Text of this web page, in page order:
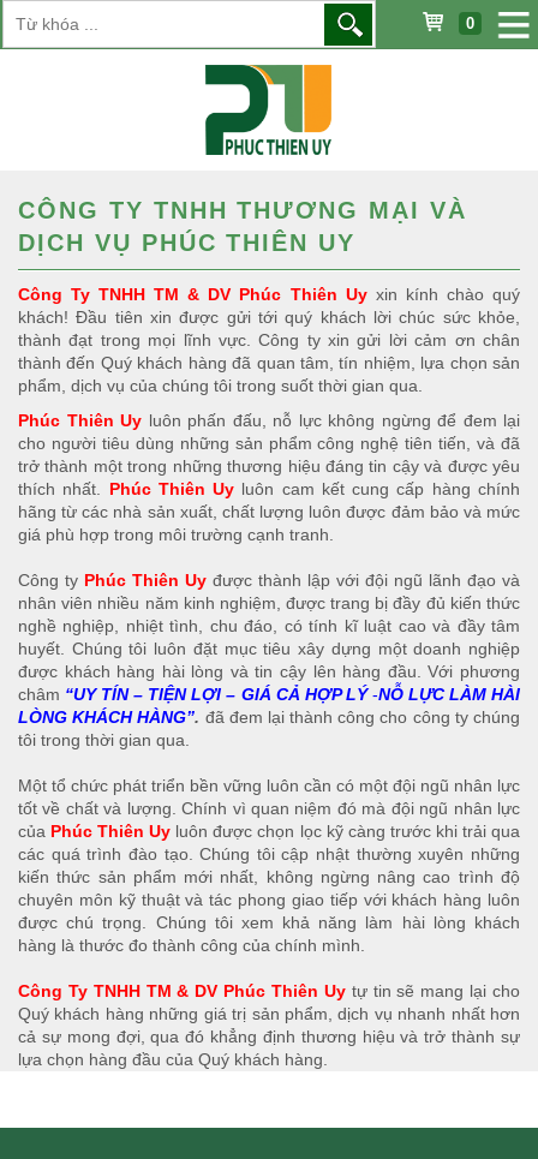
0
CÔNG TY TNHH THƯƠNG MẠI VÀ
DỊCH VỤ PHÚC THIÊN UY
Công Ty TNHH TM & DV Phúc Thiên Uyxin kính chào quý
khách! Đầu tiên xin được gửi tới quý khách lời chúc sức khỏe,
thành đạt trong mọi lĩnh vực. Công ty xin gửi lời cảm ơn chân
thành đến Quý khách hàng đã quan tâm, tín nhiệm, lựa chọn sản
phẩm, dịch vụ của chúng tôi trong suốt thời gian qua.
Phúc Thiên Uy luôn phấn đấu, nỗ lực không ngừng để đem lại
cho người tiêu dùng những sản phẩm công nghệ tiên tiến, và đã
trở thành một trong những thương hiệu đáng tin cậy và được yêu
thích nhất. Phúc Thiên Uy luôn cam kết cung cấp hàng chính
hãng từ các nhà sản xuất, chất lượng luôn được đảm bảo và mức
giá phù hợp trong môi trường cạnh tranh.
Công ty Phúc Thiên Uy được thành lập với đội ngũ lãnh đạo và
nhân viên nhiều năm kinh nghiệm, được trang bị đầy đủ kiến thức
nghề nghiệp, nhiệt tình, chu đáo, có tính kĩ luật cao và đầy tâm
huyết. Chúng tôi luôn đặt mục tiêu xây dựng một doanh nghiệp
được khách hàng hài lòng và tin cậy lên hàng đầu. Với phương
châm “UY TÍN – TIỆN LỢI – GIÁ CẢ HỢP LÝ-NỖ LỰC LÀM HÀI
LÒNG KHÁCH HÀNG”. đã đem lại thành công cho công ty chúng
tôi trong thời gian qua.
Một tổ chức phát triển bền vững luôn cần có một đội ngũ nhân lực
tốt về chất và lượng. Chính vì quan niệm đó mà đội ngũ nhân lực
của Phúc Thiên Uy luôn được chọn lọc kỹ càng trước khi trải qua
các quá trình đào tạo. Chúng tôi cập nhật thường xuyên những
kiến thức sản phẩm mới nhất, không ngừng nâng cao trình độ
chuyên môn kỹ thuật và tác phong giao tiếp với khách hàng luôn
được chú trọng. Chúng tôi xem khả năng làm hài lòng khách
hàng là thước đo thành công của chính mình.
Công Ty TNHH TM & DV Phúc Thiên Uy tự tin sẽ mang lại cho
Quý khách hàng những giá trị sản phẩm, dịch vụ nhanh nhất hơn
cả sự mong đợi, qua đó khẳng định thương hiệu và trở thành sự
lựa chọn hàng đầu của Quý khách hàng.